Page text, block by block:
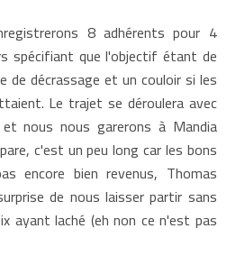
8 adhérents pour 4
spécifiant que l'objectif étant de
de décrassage et un couloir si les
Le trajet se déroulera avec
nous nous garerons à Mandia
c'est un peu long car les bons
encore bien revenus, Thomas
de nous laisser partir sans
ayant laché (eh non ce n'est pas